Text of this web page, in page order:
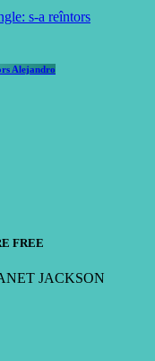
Alejandro
FREE
JACKSON